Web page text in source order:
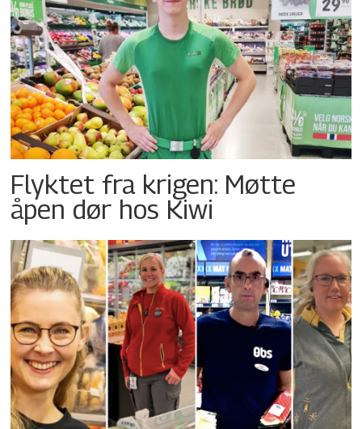
Flyktet fra krigen: Møtte
åpen dør hos Kiwi